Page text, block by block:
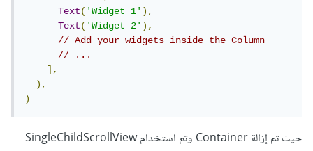
Text('Widget 1'),
Text('Widget 2'),
// Add your widgets inside the Column
// ...
],
),
)
حيث تم إزالة Container وتم استخدام SingleChildScrollView